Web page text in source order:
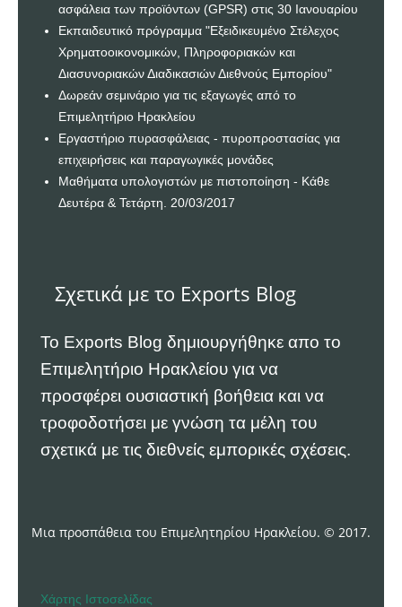
ασφάλεια των προϊόντων (GPSR) στις 30 Ιανουαρίου
Εκπαιδευτικό πρόγραμμα "Εξειδικευμένο Στέλεχος
Χρηματοοικονομικών, Πληροφοριακών και
Διασυνοριακών Διαδικασιών Διεθνούς Εμπορίου"
Δωρεάν σεμινάριο για τις εξαγωγές από το
Επιμελητήριο Ηρακλείου
Εργαστήριο πυρασφάλειας - πυροπροστασίας για
επιχειρήσεις και παραγωγικές μονάδες
Μαθήματα υπολογιστών με πιστοποίηση - Κάθε
Δευτέρα & Τετάρτη. 20/03/2017
Σχετικά με το Exports Blog
Το Exports Blog δημιουργήθηκε απο το
Επιμελητήριο Ηρακλείου για να
προσφέρει ουσιαστική βοήθεια και να
τροφοδοτήσει με γνώση τα μέλη του
σχετικά με τις διεθνείς εμπορικές σχέσεις.
Μια προσπάθεια του Επιμελητηρίου Ηρακλείου. © 2017.
Χάρτης Ιστοσελίδας